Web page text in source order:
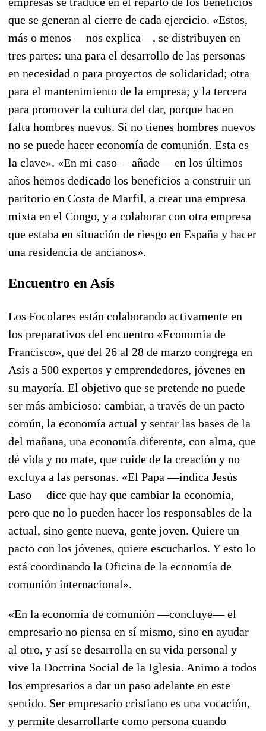
que se generan al cierre de cada ejercicio. «Estos,
más o menos —nos explica—, se distribuyen en
tres partes: una para el desarrollo de las personas
en necesidad o para proyectos de solidaridad; otra
para el mantenimiento de la empresa; y la tercera
para promover la cultura del dar, porque hacen
falta hombres nuevos. Si no tienes hombres nuevos
no se puede hacer economía de comunión. Esta es
la clave». «En mi caso —añade— en los últimos
años hemos dedicado los beneficios a construir un
paritorio en Costa de Marfil, a crear una empresa
mixta en el Congo, y a colaborar con otra empresa
que estaba en situación de riesgo en España y hacer
una residencia de ancianos».
Encuentro en Asís
Los Focolares están colaborando activamente en
los preparativos del encuentro «Economía de
Francisco», que del 26 al 28 de marzo congrega en
Asís a 500 expertos y emprendedores, jóvenes en
su mayoría. El objetivo que se pretende no puede
ser más ambicioso: cambiar, a través de un pacto
común, la economía actual y sentar las bases de la
del mañana, una economía diferente, con alma, que
dé vida y no mate, que cuide de la creación y no
excluya a las personas. «El Papa —indica Jesús
Laso— dice que hay que cambiar la economía,
pero que no lo pueden hacer los responsables de la
actual, sino gente nueva, gente joven. Quiere un
pacto con los jóvenes, quiere escucharlos. Y esto lo
está coordinando la Oficina de la economía de
comunión internacional».
«En la economía de comunión —concluye— el
empresario no piensa en sí mismo, sino en ayudar
al otro, y así se desarrolla en su vida personal y
vive la Doctrina Social de la Iglesia. Animo a todos
los empresarios a dar un paso adelante en este
sentido. Ser empresario cristiano es una vocación,
y permite desarrollarte como persona cuando